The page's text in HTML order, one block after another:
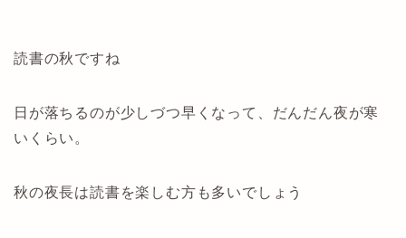
読書の秋ですね
日が落ちるのが少しづつ早くなって、だんだん夜が寒
いくらい。
秋の夜長は読書を楽しむ方も多いでしょう